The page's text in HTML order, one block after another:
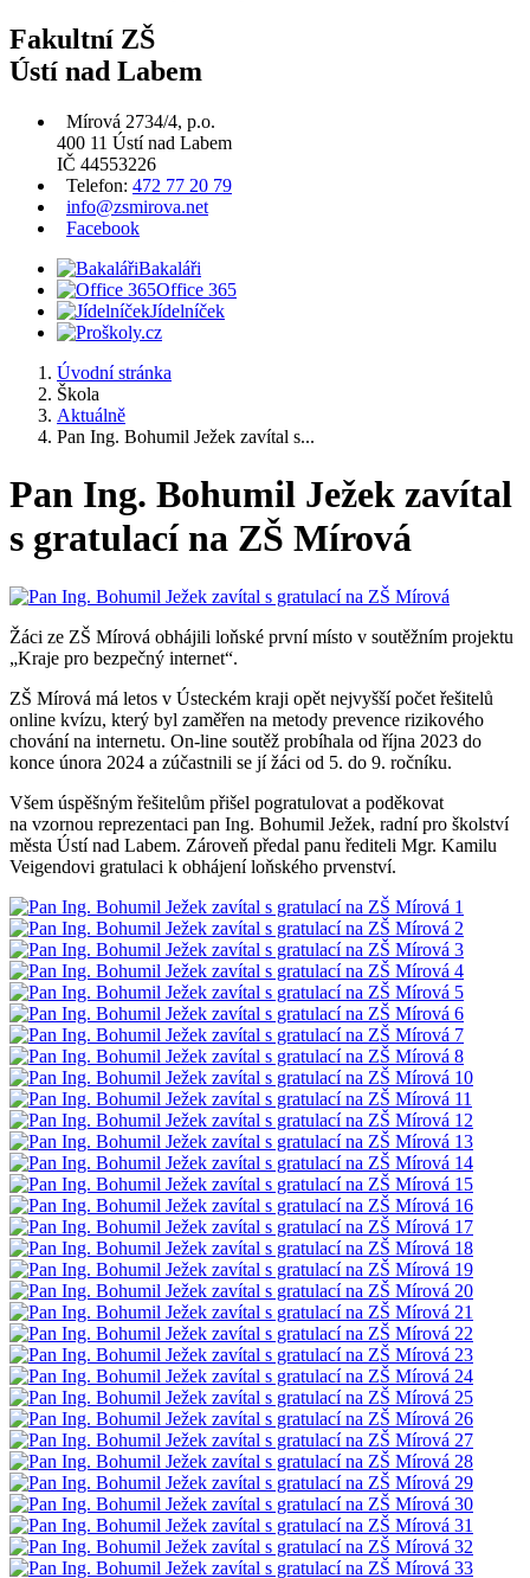
Fakultní ZŠ
Ústí nad Labem
Mírová 2734/4, p.o.
400 11 Ústí nad Labem
IČ 44553226
Telefon: 472 77 20 79
info@zsmirova.net
Facebook
Bakaláři
Office 365
Jídelníček
Úvodní stránka
Škola
Aktuálně
Pan Ing. Bohumil Ježek zavítal s...
Pan Ing. Bohumil Ježek zavítal
s gratulací na ZŠ Mírová
Žáci ze ZŠ Mírová obhájili loňské první místo v soutěžním projektu
„Kraje pro bezpečný internet“.
ZŠ Mírová má letos v Ústeckém kraji opět nejvyšší počet řešitelů
online kvízu, který byl zaměřen na metody prevence rizikového
chování na internetu. On-line soutěž probíhala od října 2023 do
konce února 2024 a zúčastnili se jí žáci od 5. do 9. ročníku.
Všem úspěšným řešitelům přišel pogratulovat a poděkovat
na vzornou reprezentaci pan Ing. Bohumil Ježek, radní pro školství
města Ústí nad Labem. Zároveň předal panu řediteli Mgr. Kamilu
Veigendovi gratulaci k obhájení loňského prvenství.